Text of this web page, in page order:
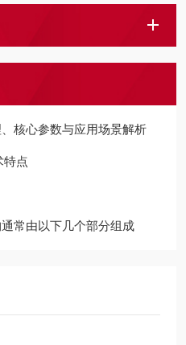
核心参数与应用场景解析
特点
常由以下几个部分组成